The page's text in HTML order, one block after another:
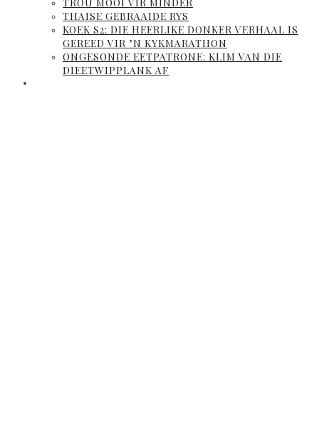
THAISE GEBRAAIDE RYS
KOEK S2: DIE HEERLIKE DONKER VERHAAL IS
GEREED VIR ’N KYKMARATHON
ONGESONDE EETPATRONE: KLIM VAN DIE
DIEETWIPPLANK AF